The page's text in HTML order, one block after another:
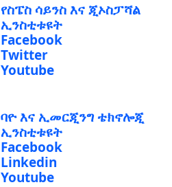
የስፔስ ሳይንስ እና ጂኦስፓሻል
ኢንስቲቱዩት
Facebook
Twitter
Youtube
ባዮ እና ኢመርጂንግ ቴክኖሎጂ
ኢንስቲቱዩት
Facebook
Linkedin
Youtube